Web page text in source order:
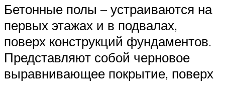
Бетонные полы – устраиваются на
первых этажах и в подвалах,
поверх конструкций фундаментов.
Представляют собой черновое
выравнивающее покрытие, поверх